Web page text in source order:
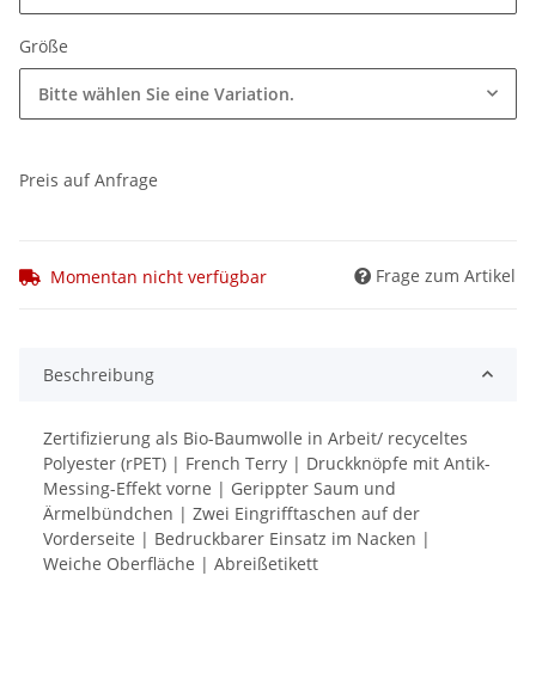
Größe
Bitte wählen Sie eine Variation.
Preis auf Anfrage
Momentan nicht verfügbar Frage zum Artikel
Beschreibung
Zertifizierung als Bio-Baumwolle in Arbeit/ recyceltes
Polyester (rPET) | French Terry | Druckknöpfe mit Antik-
Messing-Effekt vorne | Gerippter Saum und
Ärmelbündchen | Zwei Eingrifftaschen auf der
Vorderseite | Bedruckbarer Einsatz im Nacken |
Weiche Oberfläche | Abreißetikett